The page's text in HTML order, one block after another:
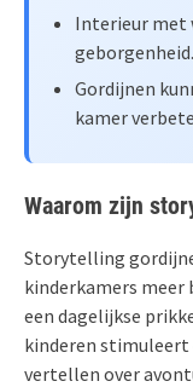
Interieur met
geborgenheid.
Gordijnen
kamer
Waarom zijn
Storytelling
kinderkamers meer
een dagelijkse
kinderen stimuleert
vertellen over